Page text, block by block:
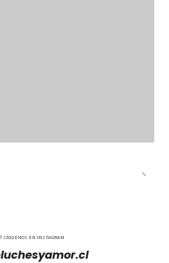
SÍGUENOS EN INSTAGRAM